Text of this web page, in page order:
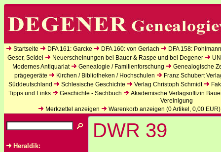
Startseite DFA 161: Garcke DFA 160: von Gerlach
DFA 158:
Geser, Seidel
Neuerscheinungen bei Bauer & Raspe und bei Degener
Modernes Antiquariat
Genealogie / Familienforschung
Genealogische
prägegeräte
Kirchen / Bibliotheken / Hochschulen
Franz Schubert
Süddeutschland
Schlesische Geschichte Verlag Christoph Schmidt
Tipps und Links
Geschichte - Sachbuch
Akademische Verlagsoffizin
Vereinigung
Merkzettel anzeigen
Warenkorb anzeigen (0Artikel, 0,00 EUR)
Heraldik:
DWR 39